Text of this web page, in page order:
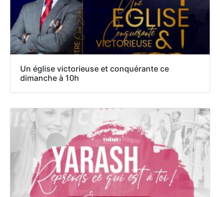
Un église victorieuse et conquérante ce
dimanche à 10h